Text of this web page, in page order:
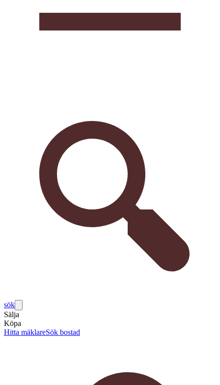
sök
Sälja
Köpa
Hitta mäklareSök bostad